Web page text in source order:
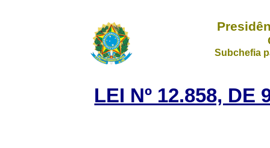
Subchefia
LEI Nº 12.858, DE